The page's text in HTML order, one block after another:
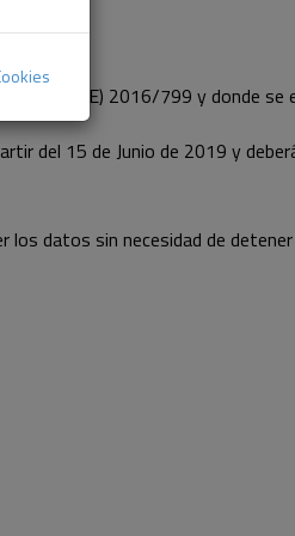
(UE) 2016/799 y donde se
del 15 de Junio de 2019 y
datos sin necesidad de detener